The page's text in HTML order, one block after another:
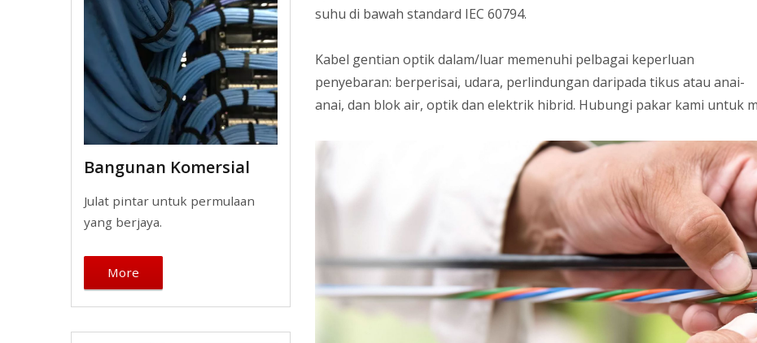
Bangunan Komersial
Julat pintar untuk permulaan
yang berjaya.
More
suhu di bawah standard IEC 60794.
Kabel gentian optik dalam/luar memenuhi pelbagai keperluan
penyebaran: berperisai, udara, perlindungan daripada tikus atau anai-
anai, dan blok air, optik dan elektrik hibrid. Hubungi pakar kami untuk